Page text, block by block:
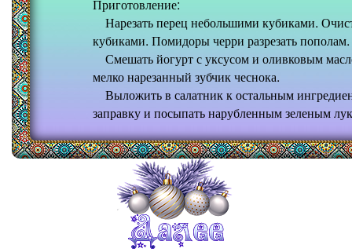
Приготовление:
Нарезать перец небольшими кубиками.
кубиками. Помидоры черри разрезать
Смешать йогурт с уксусом и оливковым
мелко нарезанный зубчик чеснока.
Выложить в салатник к остальным
заправку и посыпать нарубленным зеленым